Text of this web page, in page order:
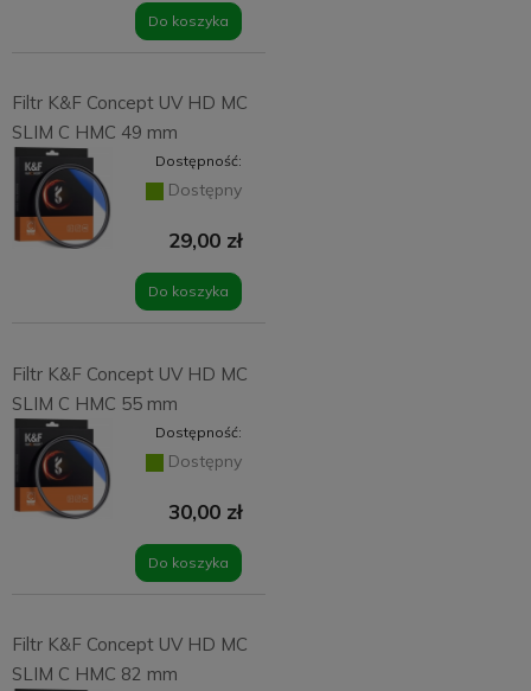
Do koszyka
Filtr K&F Concept UV HD MC
SLIM C HMC 49 mm
Dostępność:
Dostępny
29,00 zł
Do koszyka
Filtr K&F Concept UV HD MC
SLIM C HMC 55 mm
Dostępność:
Dostępny
30,00 zł
Do koszyka
Filtr K&F Concept UV HD MC
SLIM C HMC 82 mm